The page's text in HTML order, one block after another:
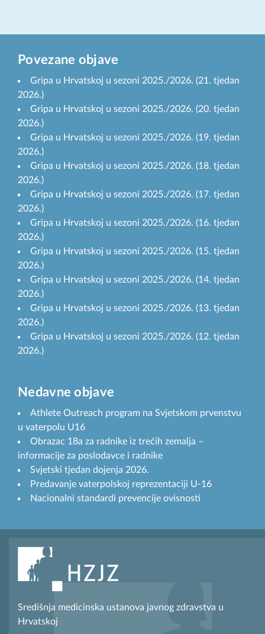
Povezane objave
Gripa u Hrvatskoj u sezoni 2025./2026. (21. tjedan
2026.)
Gripa u Hrvatskoj u sezoni 2025./2026. (20. tjedan
2026.)
Gripa u Hrvatskoj u sezoni 2025./2026. (19. tjedan
2026.)
Gripa u Hrvatskoj u sezoni 2025./2026. (18. tjedan
2026.)
Gripa u Hrvatskoj u sezoni 2025./2026. (17. tjedan
2026.)
Gripa u Hrvatskoj u sezoni 2025./2026. (16. tjedan
2026.)
Gripa u Hrvatskoj u sezoni 2025./2026. (15. tjedan
2026.)
Gripa u Hrvatskoj u sezoni 2025./2026. (14. tjedan
2026.)
Gripa u Hrvatskoj u sezoni 2025./2026. (13. tjedan
2026.)
Gripa u Hrvatskoj u sezoni 2025./2026. (12. tjedan
2026.)
Nedavne objave
Athlete Outreach program na Svjetskom prvenstvu
u vaterpolu U16
Obrazac 18a za radnike iz trećih zemalja –
informacije za poslodavce i radnike
Svjetski tjedan dojenja 2026.
Predavanje vaterpolskoj reprezentaciji U-16
Nacionalni standardi prevencije ovisnosti
Središnja medicinska ustanova javnog zdravstva u
Hrvatskoj